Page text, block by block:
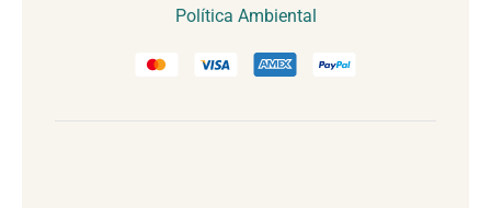
Política Ambiental